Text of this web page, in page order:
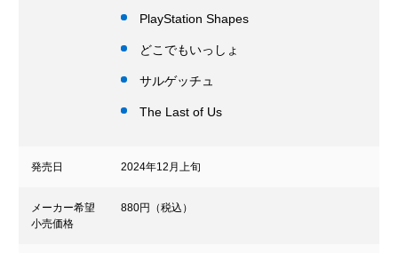
PlayStation Shapes
どこでもいっしょ
サルゲッチュ
The Last of Us
発売日 2024年12月上旬
メーカー希望
小売価格
880円（税込）